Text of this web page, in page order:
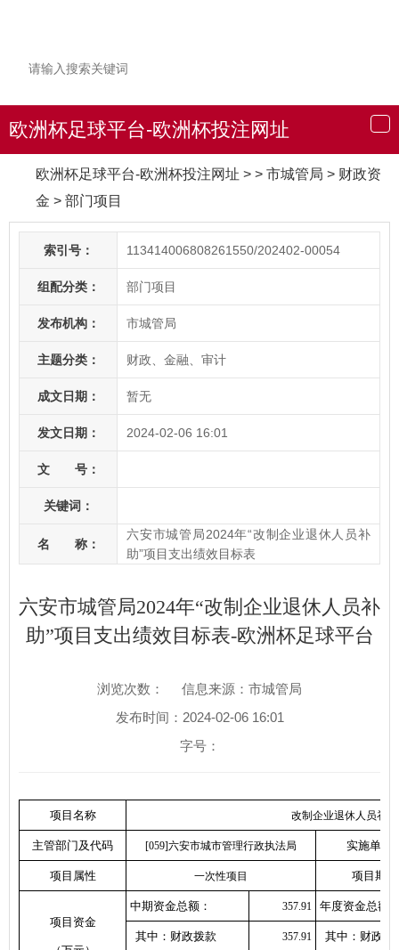
导
航
欧洲杯足球平台-欧洲杯投注网址
欧洲杯足球平台-欧洲杯投注网址 > > 市城管局 > 财政资
金 > 部门项目
索引号： 113414006808261550/202402-00054
组配分类： 部门项目
发布机构： 市城管局
主题分类： 财政、金融、审计
成文日期： 暂无
发文日期： 2024-02-06 16:01
文 号：
关键词：
名 称：
六安市城管局2024年“改制企业退休人员补
助”项目支出绩效目标表
六安市城管局2024年“改制企业退休人员补
助”项目支出绩效目标表-欧洲杯足球平台
浏览次数：
信息来源：市城管局
发布时间：2024-02-06 16:01
字号：
项目名称 改制企业退休人员补助
主管部门及代码 [059]六安市城市管理行政执法局 实施单位
项目属性 一次性项目 项目期
项目资金
中期资金总额： 357.91 年度资金总额
其中：财政拨款 357.91 其中：财政拨